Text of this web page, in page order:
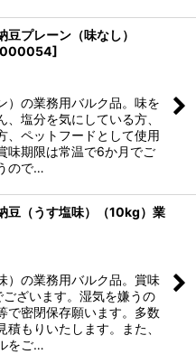
豆プレーン（味なし）
]
）の業務用バルク品。味を
塩分を気にしている方、
、ペットフードとして使用
味期限は常温で6か月でご
ので…
豆（うす塩味）（10kg）業
）の業務用バルク品。賞味
ざいます。湿気を嫌うの
で密閉保存願います。多数
もりいたします。また、
をご…